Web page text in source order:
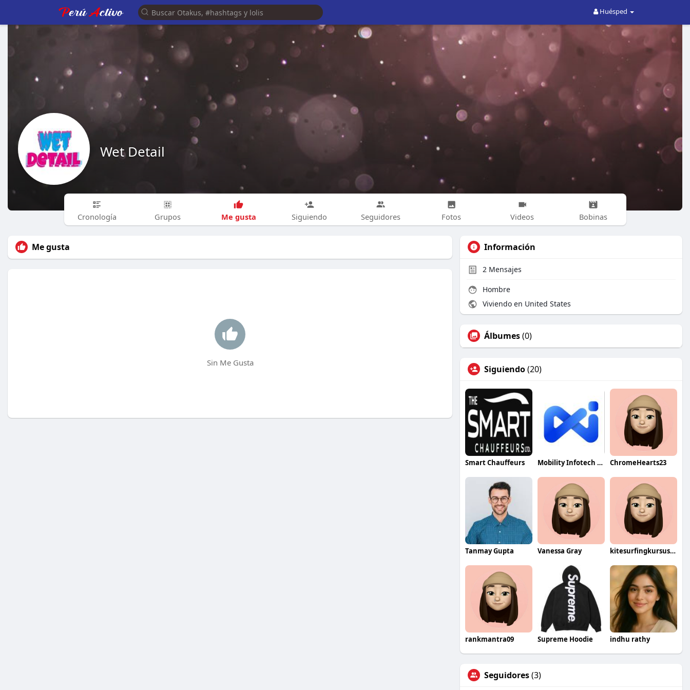
Huésped
Wet Detail
Cronología Grupos Me gusta Siguiendo Seguidores Fotos Videos Bobinas
Me gusta
Sin Me Gusta
Información
2 Mensajes
Hombre
Viviendo en United States
Álbumes(0)
Siguiendo(20)
Smart Chauffeurs Mobility Infotech Logistics ChromeHearts23
Tanmay Gupta Vanessa Gray kitesurfingkursus42
rankmantra09 Supreme Hoodie indhu rathy
Seguidores(3)